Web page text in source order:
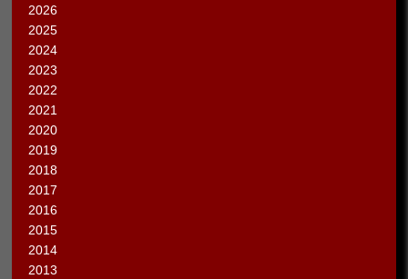
2026
2025
2024
2023
2022
2021
2020
2019
2018
2017
2016
2015
2014
2013